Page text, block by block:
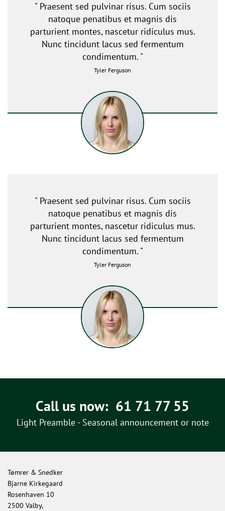
" Praesent sed pulvinar risus. Cum sociis
natoque penatibus et magnis dis
parturient montes, nascetur ridiculus mus.
Nunc tincidunt lacus sed fermentum
condimentum. "
Tyler Ferguson
" Praesent sed pulvinar risus. Cum sociis
natoque penatibus et magnis dis
parturient montes, nascetur ridiculus mus.
Nunc tincidunt lacus sed fermentum
condimentum. "
Tyler Ferguson
Call us now: 61 71 77 55
Light Preamble - Seasonal announcement or note
Tømrer & Snedker
Bjarne Kirkegaard
Rosenhaven 10
2500 Valby,